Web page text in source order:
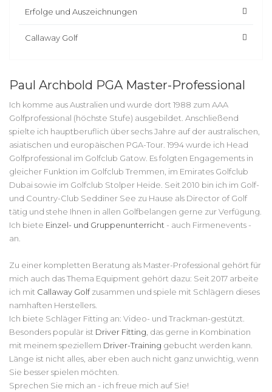
Erfolge und Auszeichnungen
Callaway Golf
Paul Archbold PGA Master-Professional
Ich komme aus Australien und wurde dort 1988 zum AAA
Golfprofessional (höchste Stufe) ausgebildet. Anschließend
spielte ich hauptberuflich über sechs Jahre auf der australischen,
asiatischen und europäischen PGA-Tour. 1994 wurde ich Head
Golfprofessional im Golfclub Gatow. Es folgten Engagements in
gleicher Funktion im Golfclub Tremmen, im Emirates Golfclub
Dubai sowie im Golfclub Stolper Heide. Seit 2010 bin ich im Golf-
und Country-Club Seddiner See zu Hause als Director of Golf
tätig und stehe Ihnen in allen Golfbelangen gerne zur Verfügung.
Ich biete Einzel- und Gruppenunterricht - auch Firmenevents -
an.
Zu einer kompletten Beratung als Master-Professional gehört für
mich auch das Thema Equipment gehört dazu: Seit 2017 arbeite
ich mit Callaway Golfzusammen und spiele mit Schlägern dieses
namhaften Herstellers.
Ich biete Schläger Fitting an: Video- und Trackman-gestützt.
Besonders populär ist Driver Fitting , das gerne in Kombination
mit meinem speziellem Driver-Training gebucht werden kann.
Länge ist nicht alles, aber eben auch nicht ganz unwichtig, wenn
Sie besser spielen möchten.
Sprechen Sie mich an - ich freue mich auf Sie!